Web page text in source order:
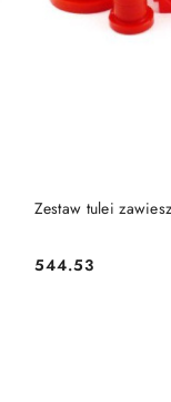
Zestaw tulei
Cena:
544.53